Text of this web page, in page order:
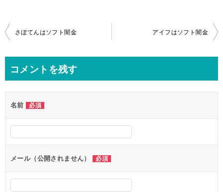
投
ビ
ー
シ
ョ
ン
さぼてんはソフト闇金 アイフはソフト闇金
コメントを残す
名前 必須
メール（公開されません） 必須